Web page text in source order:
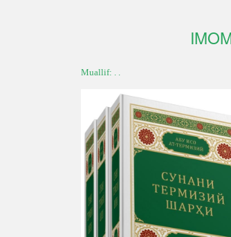
Muallif: . .